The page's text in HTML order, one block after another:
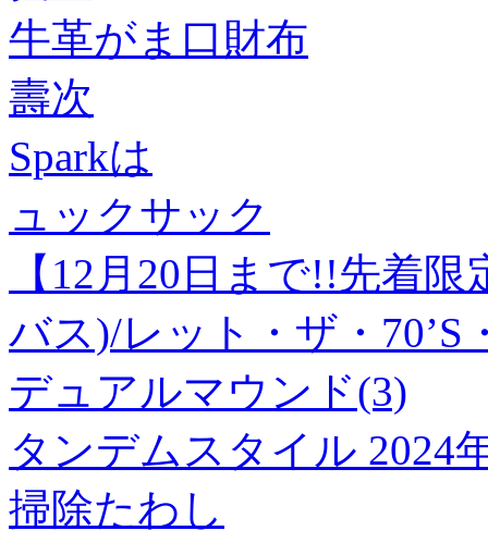
牛革がま口財布
壽次
Sparkは
ュックサック
【12月20日まで!!先着
バス)/レット・ザ・70’S
デュアルマウンド(3)
タンデムスタイル 2024
掃除たわし